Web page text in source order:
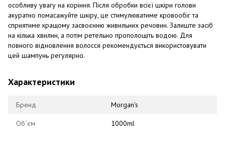
особливу увагу на коріння. Після обробки всієї шкіри голови
акуратно помасажуйте шкіру, це стимулюватиме кровообіг та
сприятиме кращому засвоєнню живильних речовин. Залиште засіб
на кілька хвилин, а потім ретельно прополощіть водою. Для
повного відновлення волосся рекомендується використовувати
цей шампунь регулярно.
Характеристики
Бренд Morgan's
Об`єм 1000ml